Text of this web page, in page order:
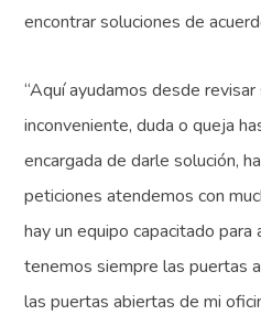
encontrar soluciones de
“Aquí ayudamos desde
inconveniente, duda o queja
encargada de darle solución,
peticiones atendemos con
hay un equipo capacitado para
tenemos siempre las puertas
las puertas abiertas de mi